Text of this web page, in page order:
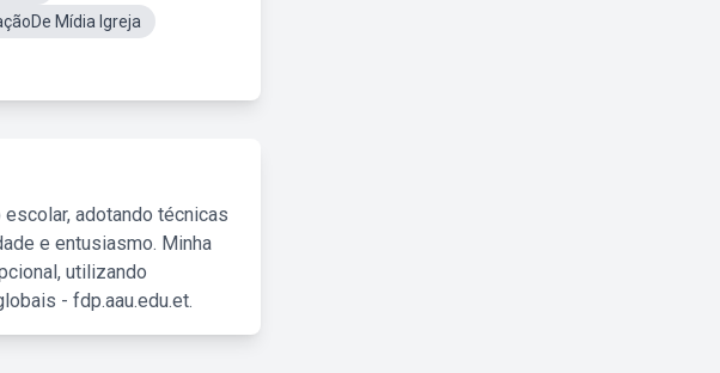
Mídia Igreja
adotando técnicas
e entusiasmo. Minha
utilizando
- fdp.aau.edu.et.